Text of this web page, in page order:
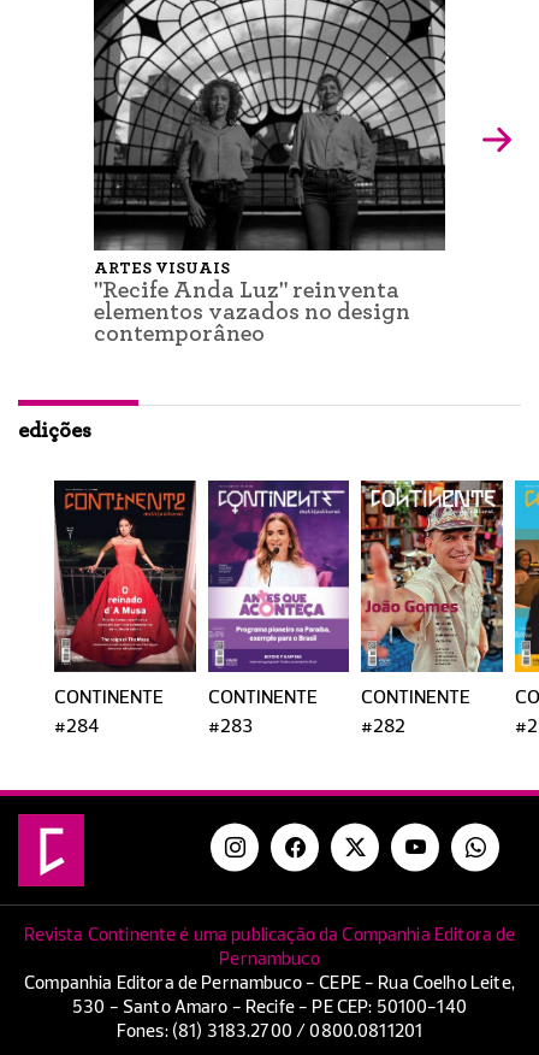
ARTES VISUAIS
"Recife Anda Luz" reinventa
elementos vazados no design
contemporâneo
edições
CONTINENTE
#284
CONTINENTE
#283
CONTINENTE
#282
Revista Continente é uma publicação da Companhia Editora de
Pernambuco
Companhia Editora de Pernambuco - CEPE - Rua Coelho Leite,
530 - Santo Amaro - Recife - PE CEP: 50100-140
Fones: (81) 3183.2700 / 0800.0811201